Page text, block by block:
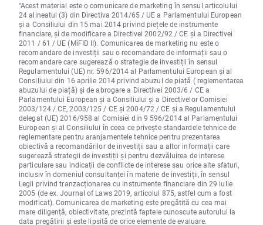
"Acest material este o comunicare de marketing în sensul articolului
24 alineatul (3) din Directiva 2014/65 / UE a Parlamentului European
și a Consiliului din 15 mai 2014 privind piețele de instrumente
financiare, și de modificare a Directivei 2002/92 / CE și a Directivei
2011 / 61 / UE (MiFID II). Comunicarea de marketing nu este o
recomandare de investiții sau o recomandare de informații sau o
recomandare care sugerează o strategie de investiții în sensul
Regulamentului (UE) nr. 596/2014 al Parlamentului European și al
Consiliului din 16 aprilie 2014 privind abuzul de piață ( reglementarea
abuzului de piață) și de abrogare a Directivei 2003/6 / CE a
Parlamentului European și a Consiliului și a Directivelor Comisiei
2003/124 / CE, 2003/125 / CE și 2004/72 / CE și a Regulamentului
delegat (UE) 2016/958 al Comisiei din 9 596/2014 al Parlamentului
European și al Consiliului în ceea ce privește standardele tehnice de
reglementare pentru aranjamentele tehnice pentru prezentarea
obiectivă a recomandărilor de investiții sau a altor informații care
sugerează strategii de investiții și pentru dezvăluirea de interese
particulare sau indicații de conflicte de interese sau orice alte sfaturi,
inclusiv în domeniul consultanței în materie de investiții, în sensul
Legii privind tranzacționarea cu instrumente financiare din 29 iulie
2005 (de ex. Journal of Laws 2019, articolul 875, astfel cum a fost
modificat). Comunicarea de marketing este pregătită cu cea mai
mare diligență, obiectivitate, prezintă faptele cunoscute autorului la
data pregătirii și este lipsită de orice elemente de evaluare.